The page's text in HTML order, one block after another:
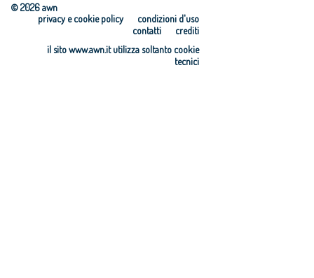
© 2026 awn
condizioni d'uso
privacy e cookie policy
crediti
contatti
il sito www.awn.it utilizza soltanto cookie
tecnici